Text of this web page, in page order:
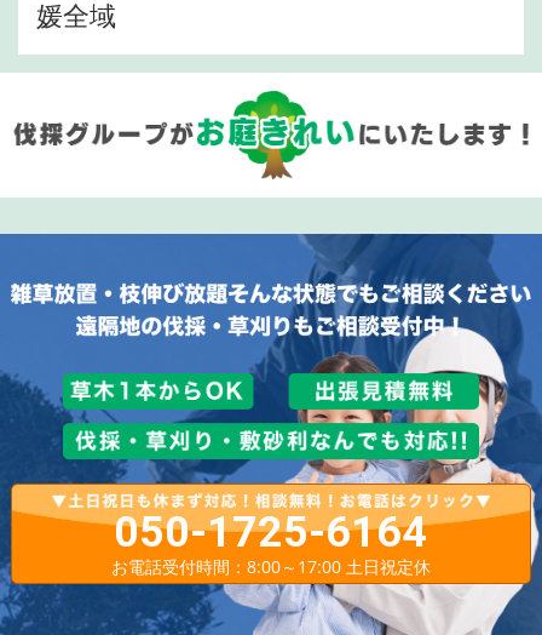
媛全域
050-1725-6164
お電話受付時間：8:00～17:00 土日祝定休